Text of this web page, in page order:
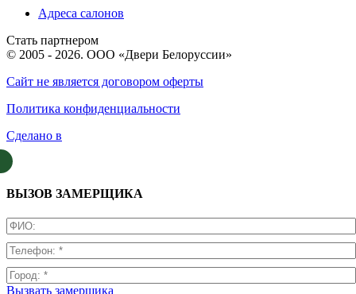
Адреса салонов
Стать партнером
© 2005 - 2026. ООО «Двери Белоруссии»
Сайт не является договором оферты
Политика конфиденциальности
Сделано в
ВЫЗОВ ЗАМЕРЩИКА
Вызвать замерщика